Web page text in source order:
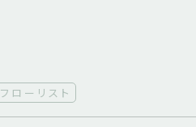
フローリスト